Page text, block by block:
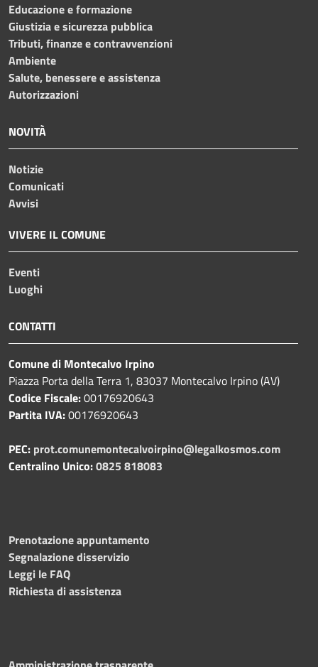
Educazione e formazione
Giustizia e sicurezza pubblica
Tributi, finanze e contravvenzioni
Ambiente
Salute, benessere e assistenza
Autorizzazioni
NOVITÀ
Notizie
Comunicati
Avvisi
VIVERE IL COMUNE
Eventi
Luoghi
CONTATTI
Comune di Montecalvo Irpino
Piazza Porta della Terra 1, 83037 Montecalvo Irpino (AV)
Codice Fiscale:00176920643
Partita IVA:00176920643
PEC: prot.comunemontecalvoirpino@legalkosmos.com
Centralino Unico:0825 818083
Prenotazione appuntamento
Segnalazione disservizio
Leggi le FAQ
Richiesta di assistenza